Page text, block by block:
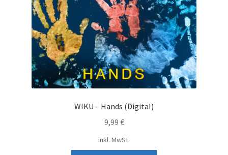
WIKU – Hands (Digital)
9,99 €
inkl. MwSt.